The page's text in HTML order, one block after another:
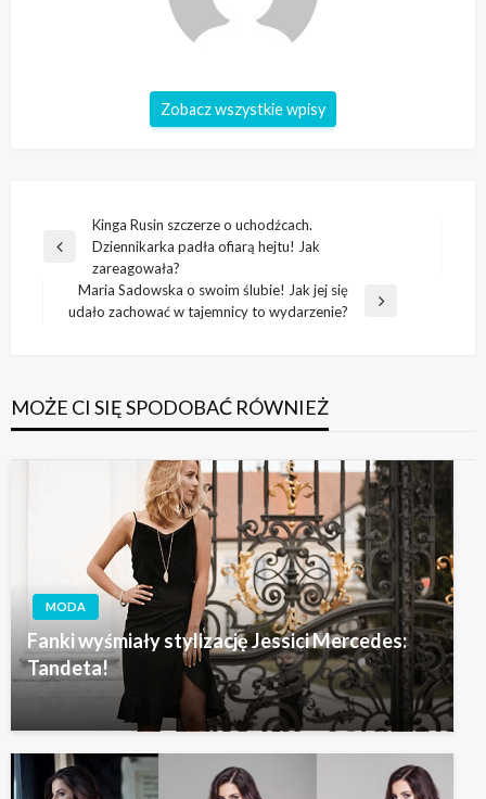
Zobacz wszystkie wpisy
Nawigacja
wpisu
Poprzedni
Kinga Rusin szczerze o uchodźcach.
Dziennikarka padła ofiarą hejtu! Jak
zareagowała?
Następny
Maria Sadowska o swoim ślubie! Jak jej się
udało zachować w tajemnicy to wydarzenie?
MOŻE CI SIĘ SPODOBAĆ RÓWNIEŻ
MODA
Fanki wyśmiały stylizację Jessici Mercedes:
Tandeta!